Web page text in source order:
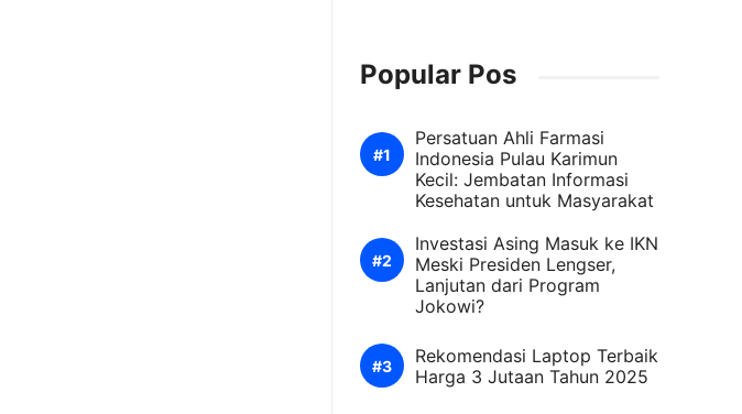
Popular Pos
Persatuan Ahli Farmasi
Indonesia Pulau Karimun
Kecil: Jembatan Informasi
Kesehatan untuk Masyarakat
Investasi Asing Masuk ke IKN
Meski Presiden Lengser,
Lanjutan dari Program
Jokowi?
Rekomendasi Laptop Terbaik
Harga 3 Jutaan Tahun 2025